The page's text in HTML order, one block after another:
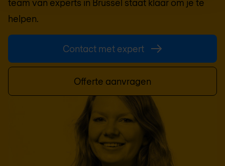
team van experts in Brussel staat klaar om je te
helpen.
Contact met expert
Offerte aanvragen